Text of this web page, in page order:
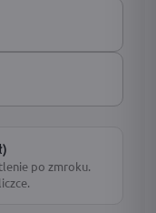
po zmroku.